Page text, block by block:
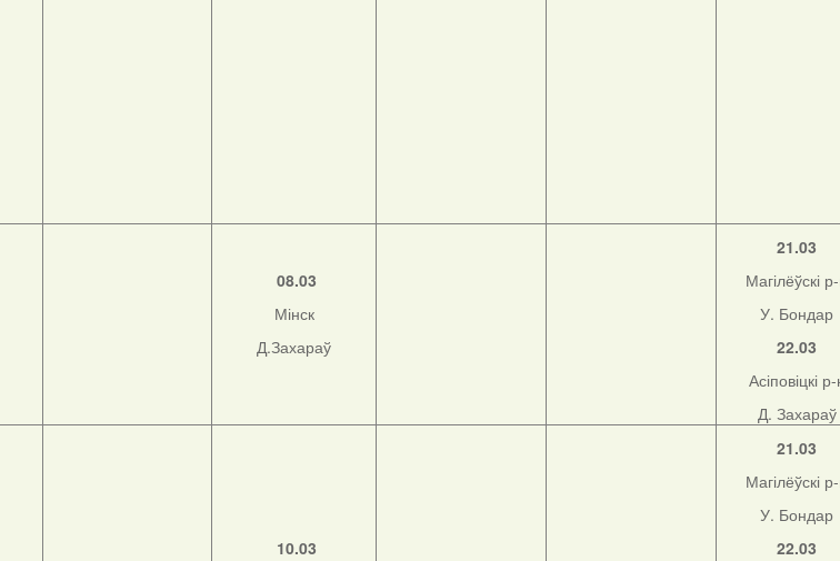
08.03
Мінск
Д.Захараў
21.03
Магілёўскі
У. Бондар
22.03
Асіповіцкі
Д. Захараў
10.03
21.03
Магілёўскі
У. Бондар
22.03